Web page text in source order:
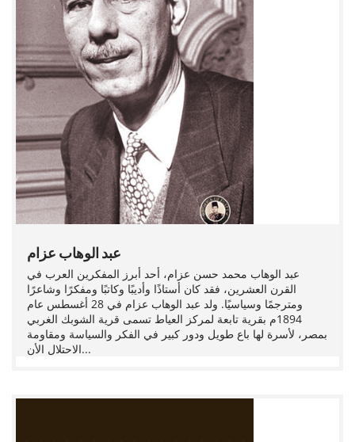
عبد الوهاب عزام
عبد الوهاب محمد حسن عزام، أحد أبرز المفكرين العرب في
القرن العشرين، فقد كان أستاذًا وأديبًا وكاتبًا ومفكرًا وشاعرًا
ومترجمًا وسياسيًا. ولد عبد الوهاب عزام في 28 أغسطس عام
1894م بقرية تابعة لمركز العياط تسمى قرية الشوبك الغربي
بمصر، لأسرة لها باع طويل ودور كبير في الفكر والسياسة ومقاومة
الاحتلال الأن...